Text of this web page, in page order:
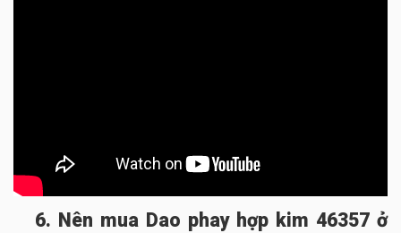
6. Nên mua Dao phay hợp kim 46357 ở